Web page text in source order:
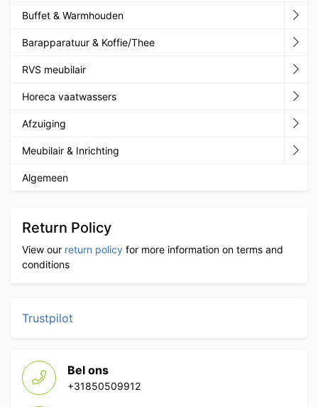
Buffet & Warmhouden
Barapparatuur & Koffie/Thee
RVS meubilair
Horeca vaatwassers
Afzuiging
Meubilair & Inrichting
Algemeen
Return Policy
View our return policy for more information on terms and
conditions
Trustpilot
Bel ons
+31850509912